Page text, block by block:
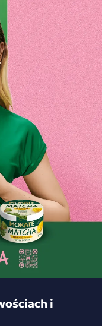
- 15:00.
i